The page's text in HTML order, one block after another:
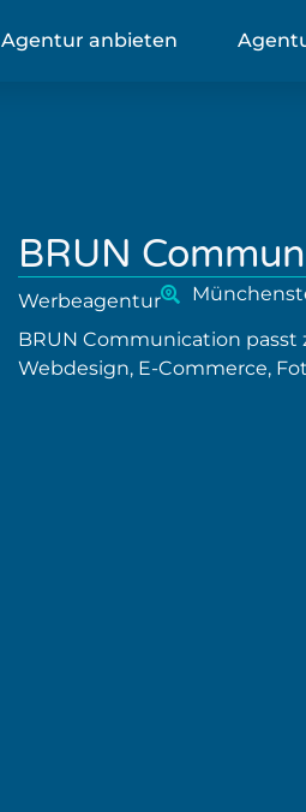
Agentur anbieten
BRUN
Werbeagentur
BRUN Communication passt
Webdesign, E-Commerce,